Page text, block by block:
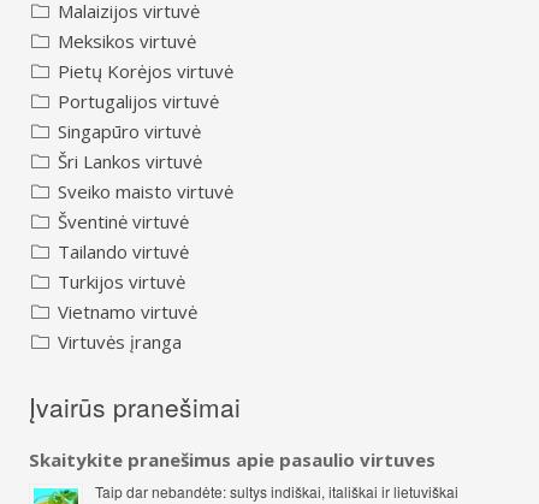
Malaizijos virtuvė
Meksikos virtuvė
Pietų Korėjos virtuvė
Portugalijos virtuvė
Singapūro virtuvė
Šri Lankos virtuvė
Sveiko maisto virtuvė
Šventinė virtuvė
Tailando virtuvė
Turkijos virtuvė
Vietnamo virtuvė
Virtuvės įranga
Įvairūs pranešimai
Skaitykite pranešimus apie pasaulio virtuves
Taip dar nebandėte: sultys indiškai, itališkai ir lietuviškai